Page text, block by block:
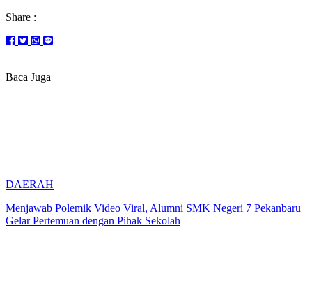
Share :
Baca Juga
DAERAH
Menjawab Polemik Video Viral, Alumni SMK Negeri 7 Pekanbaru
Gelar Pertemuan dengan Pihak Sekolah